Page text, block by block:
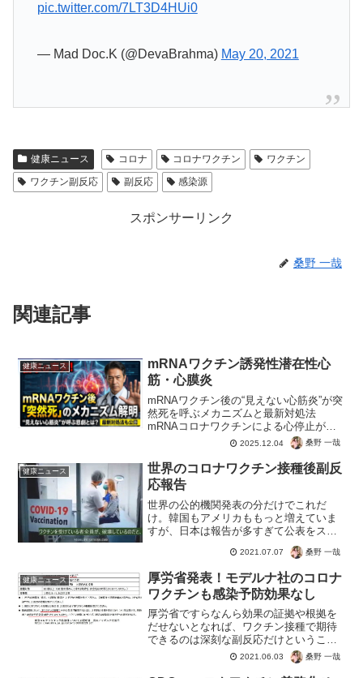
pic.twitter.com/7LT3D4HUi0
— Mad Doc.K (@DevaBrahma) May 20, 2021
健康ニュース コロナ コロナワクチン
ワクチン
ワクチン副反応
副反応 感染源
スポンサーリンク
桑野 一哉
関連記事
健康ニュース
mRNAワクチン誘発性潜在性心
筋・心膜炎
mRNAワクチン後の“見えない心筋炎”が突
然死を呼ぶメカニズムと最新対処法
mRNAコロナワクチンによる心停止が、
医学的に完全定義。FDAは沈黙を続ける
も、科学の世界では突然死のメカニズム
を解明。効果があり安全性が確認されて
いると喧伝された...
2025.12.04 桑野 一哉
健康ニュース
世界のコロナワクチン接種後副反
応報告
世界の公的機関発表の分だけでこれだ
け。韓国もアメリカももっと増えていま
すが、日本は報告が多すぎて公表をスト
ップ！医師と厚労省が認めただけという
インチキカウントにもかかわらず。コロ
ナ死はPCR検査で「陽性」なだけでカウ
ントだったのに、ずいぶん...
2021.07.07 桑野 一哉
健康ニュース
厚労省発表！モデルナ社のコロナ
ワクチンも感染予防効果なし
厚労省ですらなんら効果の証拠や根拠を
だせないとなれば、ワクチン接種で期待
できるのは深刻な副反応だけということ
ですね。少なくともしっかりとしたデー
タが出るまでは、打たないのが賢い選択
2021.06.03 桑野 一哉